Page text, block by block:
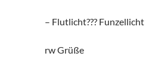
– Flutlicht???
rw Grüße